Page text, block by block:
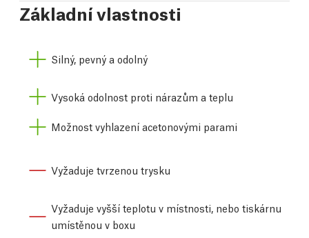
Základní vlastnosti
Silný, pevný a odolný
Vysoká odolnost proti nárazům a teplu
Možnost vyhlazení acetonovými parami
Vyžaduje tvrzenou trysku
Vyžaduje vyšší teplotu v místnosti, nebo tiskárnu
umístěnou v boxu